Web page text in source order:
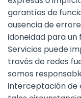
garantías de
ausencia de
idoneidad para un
Servicios puede
través de redes
somos
interceptación de